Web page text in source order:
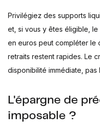
Privilégiez des supports
et, si vous y êtes éligible, le
en euros peut compléter le
retraits restent rapides. Le
disponibilité immédiate, pas
L'épargne de
imposable ?